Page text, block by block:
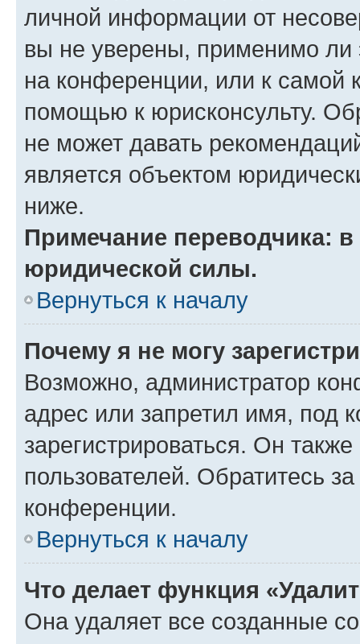
личной информации от
вы не уверены, применимо ли
на конференции, или к самой
помощью к юрисконсульту.
не может давать
является объектом
ниже.
Примечание переводчика:
юридической силы.
Вернуться к началу
Почему я не могу
Возможно, администратор
адрес или запретил имя, под
зарегистрироваться. Он
пользователей. Обратитесь
конференции.
Вернуться к началу
Что делает функция
Она удаляет все созданные